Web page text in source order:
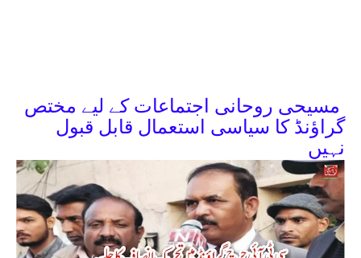
مسیحی روحانی اجتماعات کے لیے مختص
گراؤنڈ کا سیاسی استعمال قابل قبول
نہیں